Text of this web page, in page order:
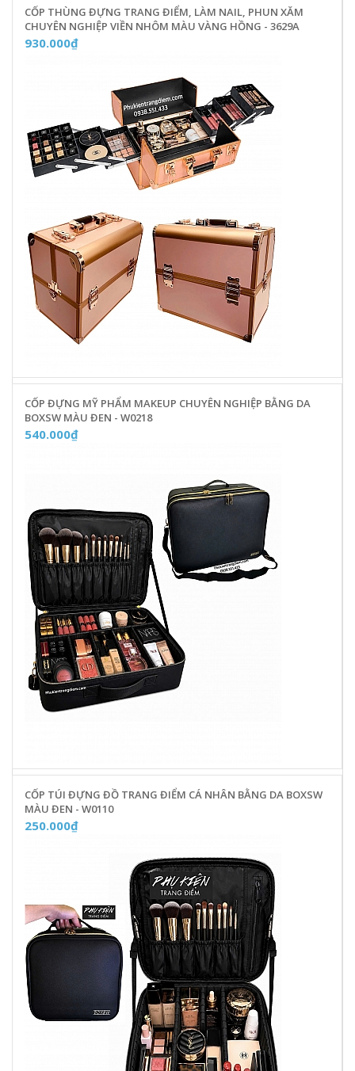
CỐP THÙNG ĐỰNG TRANG ĐIỂM, LÀM NAIL, PHUN XĂM
CHUYÊN NGHIỆP VIỀN NHÔM MÀU VÀNG HỒNG - 3629A
930.000₫
CỐP ĐỰNG MỸ PHẨM MAKEUP CHUYÊN NGHIỆP BẰNG DA
BOXSW MÀU ĐEN - W0218
540.000₫
CỐP TÚI ĐỰNG ĐỒ TRANG ĐIỂM CÁ NHÂN BẰNG DA BOXSW
MÀU ĐEN - W0110
250.000₫